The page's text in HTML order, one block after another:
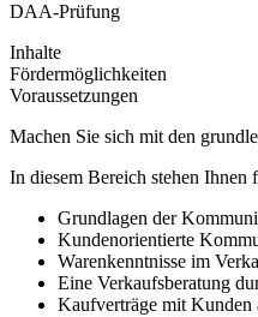
DAA-Prüfung
Inhalte
Fördermöglichkeiten
Voraussetzungen
Machen Sie sich mit den
In diesem Bereich stehen
Grundlagen der
Kundenorientierte
Warenkenntnisse im
Eine Verkaufsberatung
Kaufverträge mit Kunden